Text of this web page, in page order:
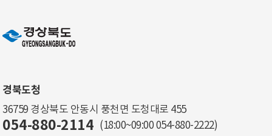
경북도청
36759 경상북도 안동시 풍천면 도청대로 455
054-880-2114 (18:00~09:00 054-880-2222)